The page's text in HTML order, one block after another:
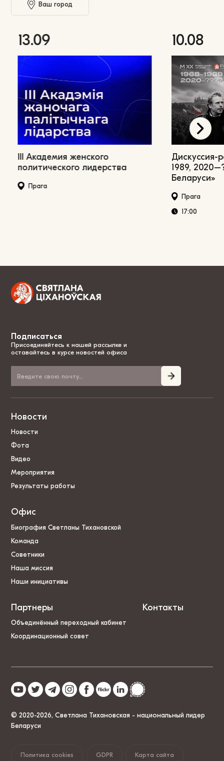
Ваш город
13.09
III Академия женского
политического лидерства
Прага
10.08
Дискуссия-
1989,
Беларуси»
Прага
17:00
Подписаться
Присоединяйтесь к нашей рассылке и
оставайтесь в курсе новостей офиса
Новости
Новости
Фота
Видео
Мероприятия
Результаты работы
Офис
Биография Светланы Тихановской
Команда
Советники
Наша миссия
Наши инициативы
Партнеры
Объединённый переходный кабинет
Координационный совет
Контакты
© 2020-2026, Светлана Тихановская - национальный лидер
Беларуси
Политика cookies GDPR Карта сайта